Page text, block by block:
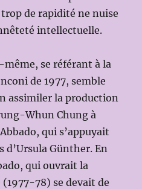
de rapidité ne nuise
intellectuelle.
se référant à la
de 1977, semble
assimiler la production
Whun Chung à
qui s’appuyait
d’Ursula Günther. En
qui ouvrait la
78) se devait de